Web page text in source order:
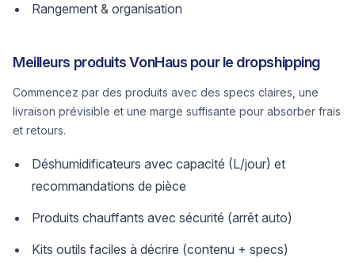
Rangement & organisation
Meilleurs produits VonHaus pour le dropshipping
Commencez par des produits avec des specs claires, une
livraison prévisible et une marge suffisante pour absorber frais
et retours.
Déshumidificateurs avec capacité (L/jour) et
recommandations de pièce
Produits chauffants avec sécurité (arrêt auto)
Kits outils faciles à décrire (contenu + specs)